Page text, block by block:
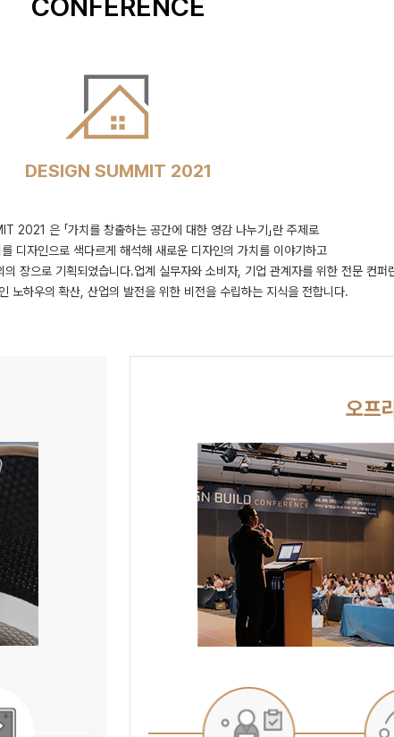
DESIGN SUMMIT 2021
2021 은 「가치를 창출하는 공간에 대한 영감 나누기」란 주제로
디자인으로 색다르게 해석해 새로운 디자인의 가치를 이야기하고
장으로 기획되었습니다.업계 실무자와 소비자, 기업 관계자를 위한 전문 컨퍼
노하우의 확산, 산업의 발전을 위한 비전을 수립하는 지식을 전합니다.
오프